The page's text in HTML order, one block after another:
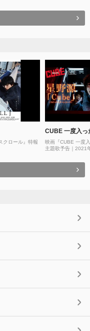
クロール』特報
CUBE 一度入っ
映画『CUBE 一度
主題歌予告｜2021